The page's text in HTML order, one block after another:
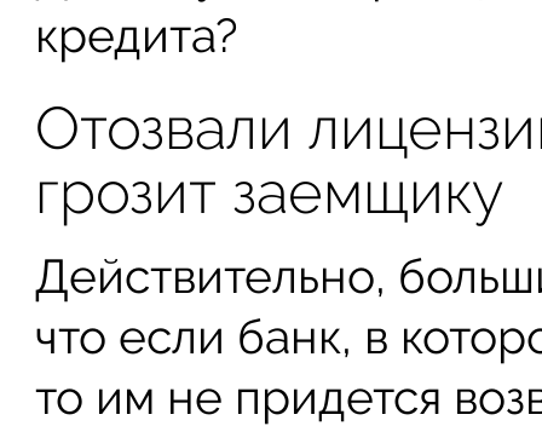
кредита?
Отозвали
грозит заемщику
Действительно,
что если банк, в
то им не придется